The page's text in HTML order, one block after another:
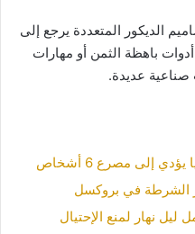
الديكور المتعددة يرجع إلى
باهظة الثمن أو مهارات
صناعية عديدة.
إلى مصرع 6 أشخاص
الشرطة في بروكسل
ليل نهار لمنع الإحتيال